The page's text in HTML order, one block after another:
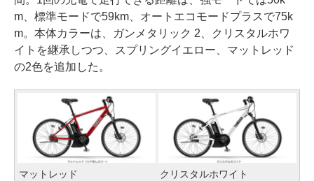
m、標準モードで59km、オートエコモードプラスで75k
m。本体カラーは、ガンメタリック 2、クリスタルホワ
イトを継承しつつ、スプリングイエロー、マットレッド
の2色を追加した。
マットレッド クリスタルホワイト